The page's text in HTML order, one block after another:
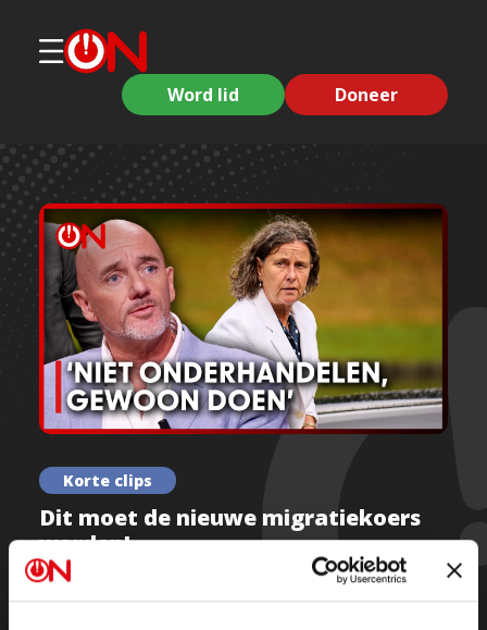
Word lid Doneer
Korte clips
Dit moet de nieuwe migratiekoers
worden!